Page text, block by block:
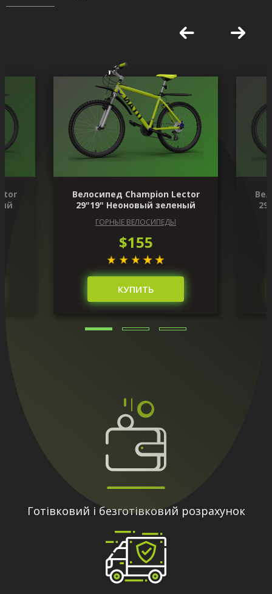
Велосипед Champion Lector
29"19" Неоновый зеленый
ГОРНЫЕ ВЕЛОСИПЕДЫ
$155
КУПИТЬ
Готівковий і безготівковий розрахунок